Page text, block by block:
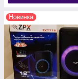
Новинка